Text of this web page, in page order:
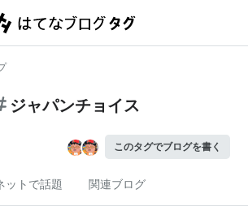
ジャパンチョイス
このタグでブログを書く
ットで話題 関連ブログ